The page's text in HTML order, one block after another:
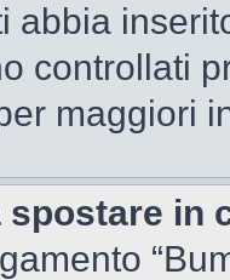
abbia
controllati
maggiori
spostare in